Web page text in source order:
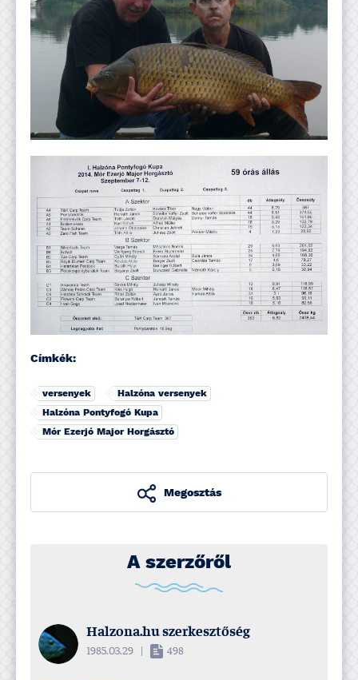
Címkék:
versenyek
Halzóna versenyek
Halzóna Pontyfogó Kupa
Mór Ezerjó Major Horgásztó
Megosztás
A szerzőről
Halzona.hu szerkesztőség
1985.03.29 498